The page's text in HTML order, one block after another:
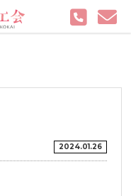
2024.01.26